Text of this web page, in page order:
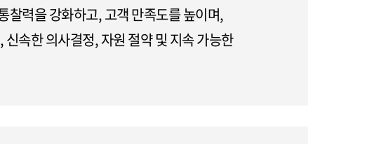
찰력을 강화하고, 고객 만족도를 높이며,
속한 의사결정, 자원 절약 및 지속 가능한